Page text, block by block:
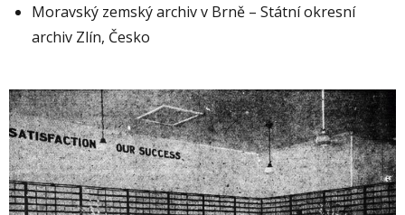
Moravský zemský archiv v Brně – Státní okresní
archiv Zlín, Česko